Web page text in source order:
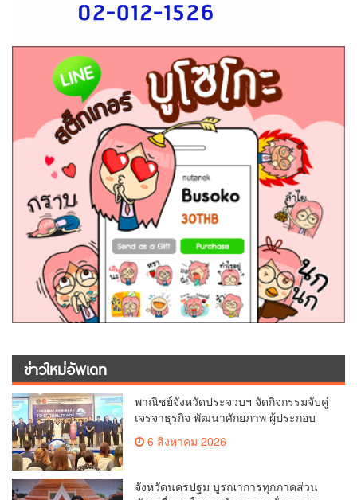
ข่าวใหม่อัพเดท
พาณิชย์จังหวัดประจวบฯ จัดกิจกรรมจับคู่
เจรจาธุรกิจ พัฒนาศักยภาพ ผู้ประกอบ
ระหว่างประเทศ
6 สิงหาคม 2026
จังหวัดนครปฐม บูรณาการทุกภาคส่วน